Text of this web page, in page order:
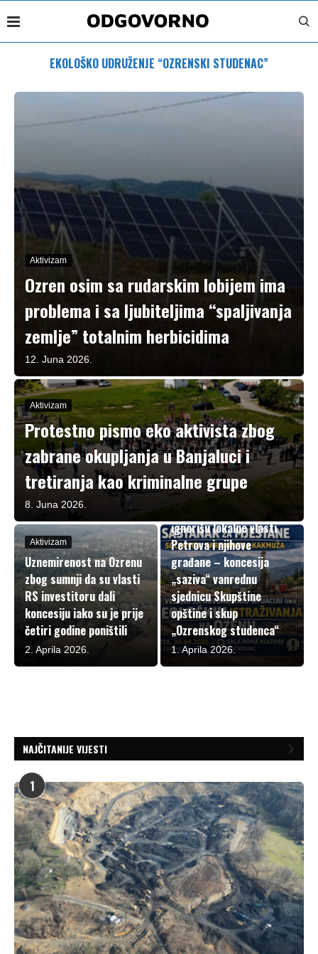
EKOLOŠKO UDRUŽENJE “OZRENSKI STUDENAC”
Aktivizam
Ozren osim sa rudarskim lobijem ima
problema i sa ljubiteljima “spaljivanja
zemlje” totalnim herbicidima
12. Juna 2026.
Aktivizam
Protestno pismo eko aktivista zbog
zabrane okupljanja u Banjaluci i
tretiranja kao kriminalne grupe
8. Juna 2026.
Aktivizam
Uznemirenost na Ozrenu
zbog sumnji da su vlasti
RS investitoru dali
koncesiju iako su je prije
četiri godine poništili
2. Aprila 2026.
U fokusu
ignorišu lokalne vlasti
Petrova i njihove
građane – koncesija
„saziva“ vanrednu
sjednicu Skupštine
opštine i skup
„Ozrenskog studenca“
1. Aprila 2026.
NAJČITANIJE VIJESTI
1